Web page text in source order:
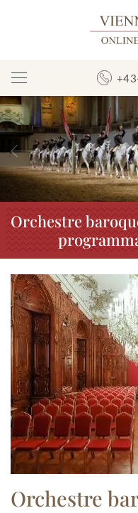
Afficher/masquer
la
navigation
Précédent
Orchestre
Orchestre